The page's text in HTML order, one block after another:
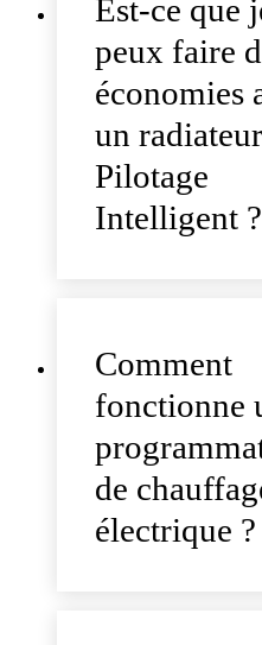
Est-ce que
peux faire
économies
un
Pilotage
Intelligent ?
Comment
fonctionne
de
électrique ?